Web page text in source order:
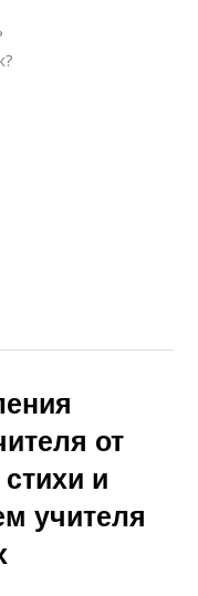
от
и
учителя